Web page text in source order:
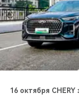
CHERY CONNECT
НАШИ
16 октября